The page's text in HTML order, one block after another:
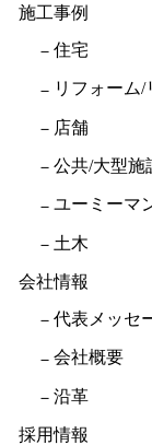
施工事例
住宅
リフォーム/
店舗
公共/大型施
ユーミーマ
土木
会社情報
代表メッセ
会社概要
沿革
採用情報